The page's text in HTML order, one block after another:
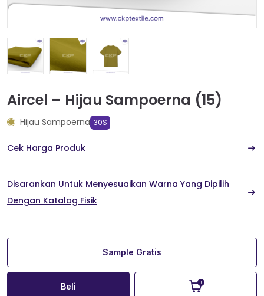
Aircel – Hijau Sampoerna (15)
Hijau Sampoerna 30S
Cek Harga Produk
Disarankan Untuk Menyesuaikan Warna Yang Dipilih
Dengan Katalog Fisik
Sample Gratis
Beli